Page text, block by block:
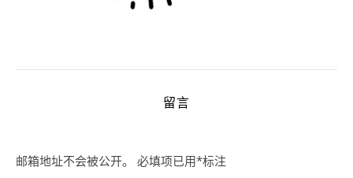
留言
邮箱地址不会被公开。 必填项已用*标注